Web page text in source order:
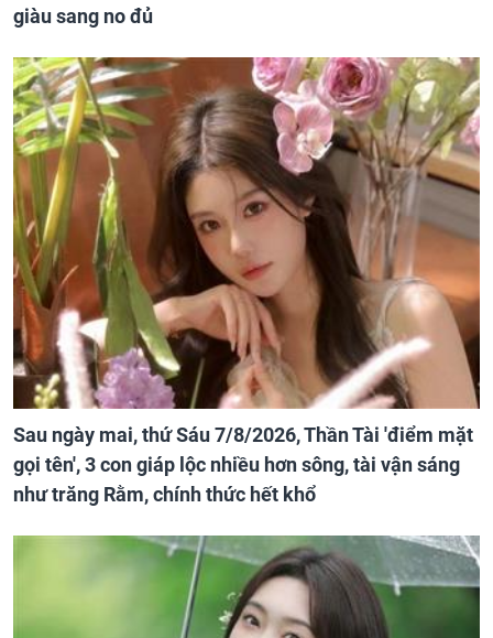
giàu sang no đủ
Sau ngày mai, thứ Sáu 7/8/2026, Thần Tài 'điểm mặt
gọi tên', 3 con giáp lộc nhiều hơn sông, tài vận sáng
như trăng Rằm, chính thức hết khổ